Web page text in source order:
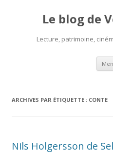
Le blog de
Lecture, patrimoine,
ARCHIVES PAR ÉTIQUETTE : CONTE
Nils Holgersson de